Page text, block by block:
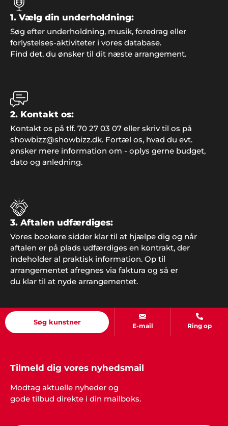
Peter, Åbenrå
hit takket være god underholdning og musik, der
satte stemningen fra starten.
Preben, Varde
"Vi gjorde det igen! Overraskede familien med fest
Tonny & Line, Viborg
"Vi traf den rigtige beslutning, da vi kontaktede jer
og fik ideer til vores fest. Musik og underholdning
var bare helt perfekt og lige som vi ønskede os det
skulle blive".
Hej Showbizz. Vi er mega glade for vi endelig må
holde fredagsbar igen og tusind tak for jeres ideer
1. Vælg din underholdning:
Søg efter underholdning, musik, foredrag eller
forlystelses-aktiviteter i vores database.
Find det, du ønsker til dit næste arrangement.
2. Kontakt os:
Kontakt os på tlf. 70 27 03 07 eller skriv til os på
showbizz@showbizz.dk. Fortæl os, hvad du evt.
ønsker mere information om - oplys gerne budget,
dato og anledning.
3. Aftalen udfærdiges:
Vores bookere sidder klar til at hjælpe dig og når
aftalen er på plads udfærdiges en kontrakt, der
indeholder al praktisk information. Op til
arrangementet afregnes via faktura og så er
du klar til at nyde arrangementet.
Søg kunstner E-mail Ring op
Tilmeld dig vores nyhedsmail
Modtag aktuelle nyheder og
gode tilbud direkte i din mailboks.